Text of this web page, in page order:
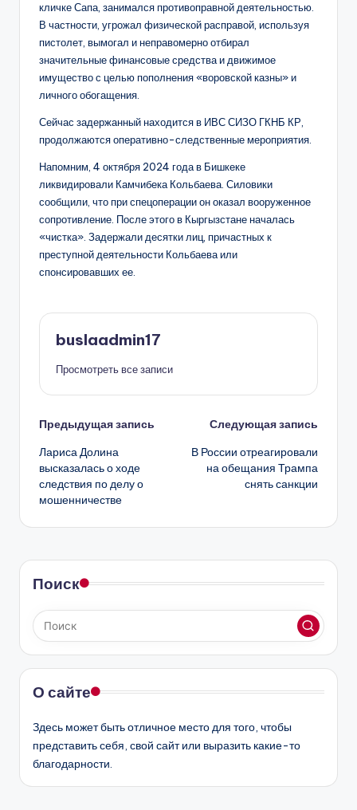
кличке Сапа, занимался противоправной деятельностью.
В частности, угрожал физической расправой, используя
пистолет, вымогал и неправомерно отбирал
значительные финансовые средства и движимое
имущество с целью пополнения «воровской казны» и
личного обогащения.
Сейчас задержанный находится в ИВС СИЗО ГКНБ КР,
продолжаются оперативно-следственные мероприятия.
Напомним, 4 октября 2024 года в Бишкеке
ликвидировали Камчибека Кольбаева. Силовики
сообщили, что при спецоперации он оказал вооруженное
сопротивление. После этого в Кыргызстане началась
«чистка». Задержали десятки лиц, причастных к
преступной деятельности Кольбаева или
спонсировавших ее.
buslaadmin17
Просмотреть все записи
Навигация
записи
Предыдущая запись
Лариса Долина
высказалась о ходе
следствия по делу о
мошенничестве
Следующая запись
В России отреагировали
на обещания Трампа
снять санкции
Поиск
О сайте
Здесь может быть отличное место для того, чтобы
представить себя, свой сайт или выразить какие-то
благодарности.